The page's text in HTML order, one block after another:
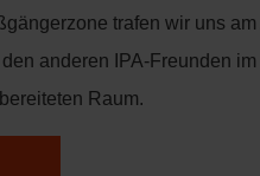
trafen wir uns am
den anderen IPA-Freunden im
Raum.